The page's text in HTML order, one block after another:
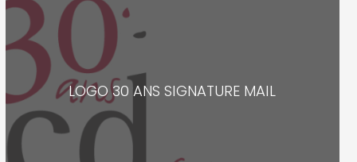
LOGO 30 ANS SIGNATURE MAIL